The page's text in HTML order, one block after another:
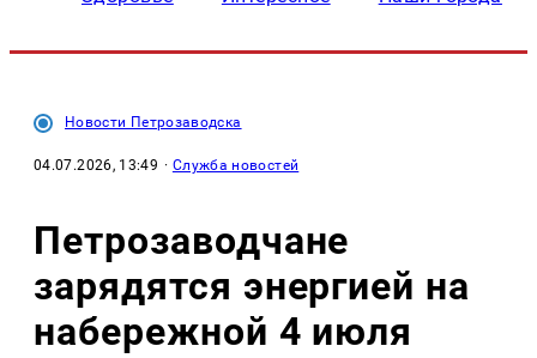
Новости Петрозаводска
04.07.2026, 13:49 · Служба новостей
Петрозаводчане
зарядятся энергией на
набережной 4 июля